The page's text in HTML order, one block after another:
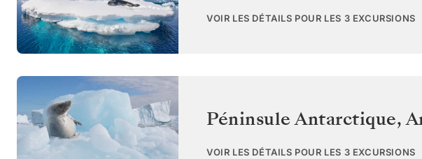
VOIR LES DÉTAILS POUR LES 3 EXCURSIONS
Péninsule Antarctique,
VOIR LES DÉTAILS POUR LES 3 EXCURSIONS